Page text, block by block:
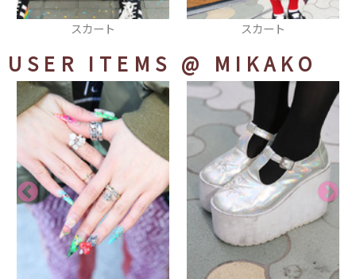
スカート ネックレス
USER ITEMS @ MIKAKO